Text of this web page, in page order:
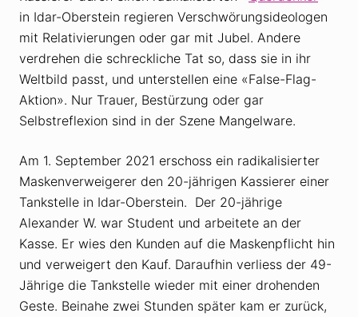
in Idar-Oberstein regieren Verschwörungsideologen
mit Relativierungen oder gar mit Jubel. Andere
verdrehen die schreckliche Tat so, dass sie in ihr
Weltbild passt, und unterstellen eine «False-Flag-
Aktion». Nur Trauer, Bestürzung oder gar
Selbstreflexion sind in der Szene Mangelware.
Am 1. September 2021 erschoss ein radikalisierter
Maskenverweigerer den 20-jährigen Kassierer einer
Tankstelle in Idar-Oberstein. Der 20-jährige
Alexander W. war Student und arbeitete an der
Kasse. Er wies den Kunden auf die Maskenpflicht hin
und verweigert den Kauf. Daraufhin verliess der 49-
Jährige die Tankstelle wieder mit einer drohenden
Geste. Beinahe zwei Stunden später kam er zurück,